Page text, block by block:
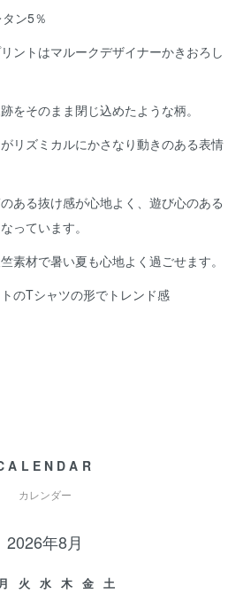
ン5％
ントはマルークデザイナーかきおろし
をそのまま閉じ込めたような柄。
リズミカルにかさなり動きのある表情
ある抜け感が心地よく、遊び心のある
っています。
素材で暑い夏も心地よく過ごせます。
のTシャツの形でトレンド感
カレンダー
2026年8月
月 火 水 木 金
土